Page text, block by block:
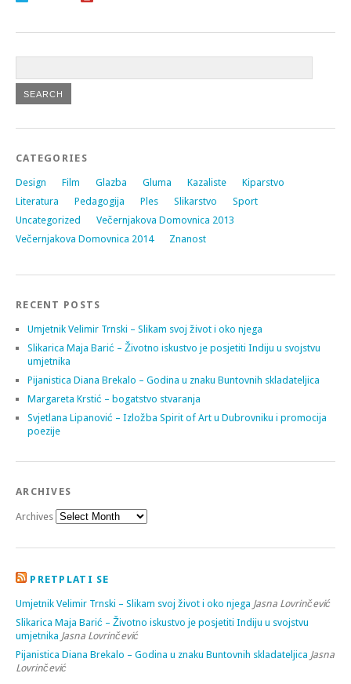
CATEGORIES
Design Film Glazba Gluma Kazaliste
Kiparstvo
Literatura
Pedagogija Ples Slikarstvo
Sport
Uncategorized
Večernjakova Domovnica 2013
Večernjakova Domovnica 2014
Znanost
RECENT POSTS
Umjetnik Velimir Trnski – Slikam svoj život i oko njega
Slikarica Maja Barić – Životno iskustvo je posjetiti Indiju u svojstvu
umjetnika
Pijanistica Diana Brekalo – Godina u znaku Buntovnih skladateljica
Margareta Krstić – bogatstvo stvaranja
Svjetlana Lipanović – Izložba Spirit of Art u Dubrovniku i promocija
poezije
ARCHIVES
Archives
PRETPLATI SE
Umjetnik Velimir Trnski – Slikam svoj život i oko njega Jasna Lovrinčević
Slikarica Maja Barić – Životno iskustvo je posjetiti Indiju u svojstvu
umjetnika Jasna Lovrinčević
Pijanistica Diana Brekalo – Godina u znaku Buntovnih skladateljica Jasna
Lovrinčević